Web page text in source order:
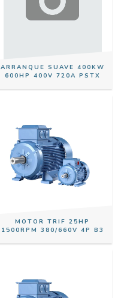
ARRANQUE SUAVE 400KW
600HP 400V 720A PSTX
MOTOR TRIF 25HP
1500RPM 380/660V 4P B3